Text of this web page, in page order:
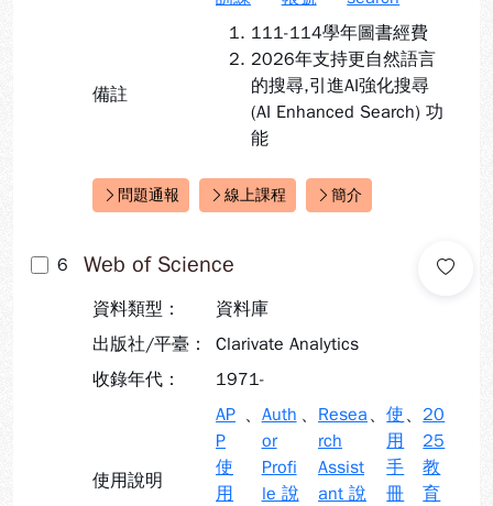
備註
111-114學年圖書經費
2026年支持更自然語言
的搜尋,引進AI強化搜尋
(AI Enhanced Search) 功
能
快速連結：
問題通報 線上課程 簡介
6 Web of Science
資料類型：
資料庫
出版社/平臺：
Clarivate Analytics
收錄年代：
1971-
使用說明
AP
P
使
用
、 Auth
or
Profi
le 說
、 Resea
rch
Assist
ant 說
、使
用
手
冊
、 20
25
教
育